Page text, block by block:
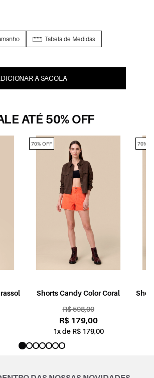
Tabela de Medidas
À SACOLA
ATÉ 50% OFF
Coral
Shorts Sabrina Jogging Color
R$ 598,00
R$ 179,00
1x de R$ 179,00
70% OFF